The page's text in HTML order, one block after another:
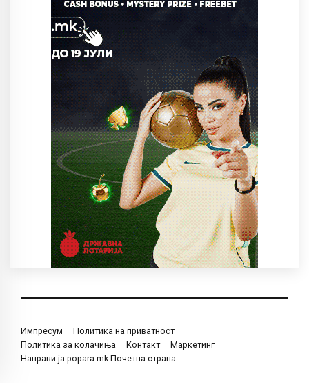
Импресум
Политика на приватност
Политика за колачиња
Контакт
Маркетинг
Направи ја popara.mk Почетна страна